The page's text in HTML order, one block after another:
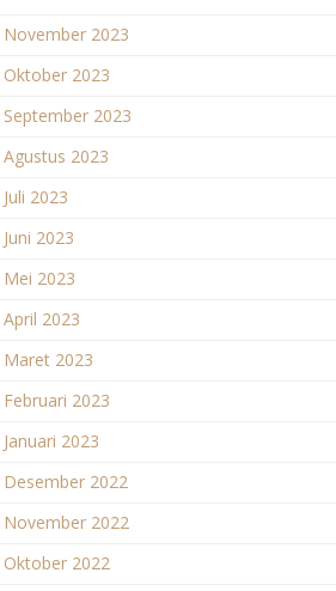
November 2023
Oktober 2023
September 2023
Agustus 2023
Juli 2023
Juni 2023
Mei 2023
April 2023
Maret 2023
Februari 2023
Januari 2023
Desember 2022
November 2022
Oktober 2022